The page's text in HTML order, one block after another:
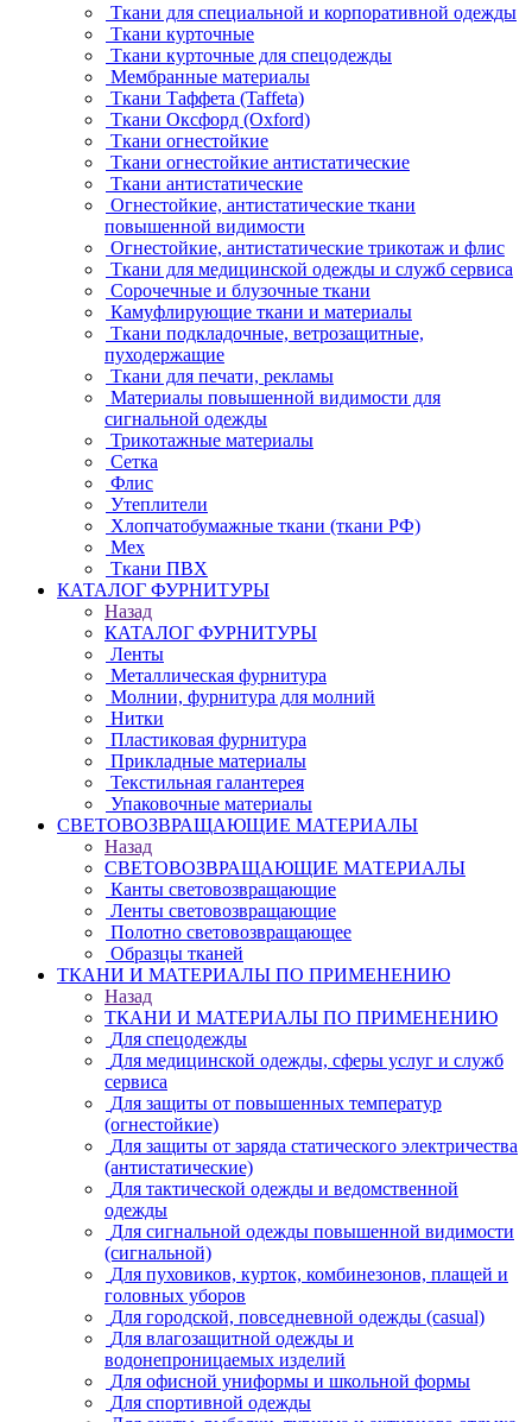
Ткани для специальной и корпоративной одежды
Ткани курточные
Ткани курточные для спецодежды
Мембранные материалы
Ткани Таффета (Taffeta)
Ткани Оксфорд (Oxford)
Ткани огнестойкие
Ткани огнестойкие антистатические
Ткани антистатические
Огнестойкие, антистатические ткани
повышенной видимости
Огнестойкие, антистатические трикотаж и флис
Ткани для медицинской одежды и служб сервиса
Сорочечные и блузочные ткани
Камуфлирующие ткани и материалы
Ткани подкладочные, ветрозащитные,
пуходержащие
Ткани для печати, рекламы
Материалы повышенной видимости для
сигнальной одежды
Трикотажные материалы
Сетка
Флис
Утеплители
Хлопчатобумажные ткани (ткани РФ)
Мех
Ткани ПВХ
КАТАЛОГ ФУРНИТУРЫ
Назад
КАТАЛОГ ФУРНИТУРЫ
Ленты
Металлическая фурнитура
Молнии, фурнитура для молний
Нитки
Пластиковая фурнитура
Прикладные материалы
Текстильная галантерея
Упаковочные материалы
СВЕТОВОЗВРАЩАЮЩИЕ МАТЕРИАЛЫ
Назад
СВЕТОВОЗВРАЩАЮЩИЕ МАТЕРИАЛЫ
Канты световозвращающие
Ленты световозвращающие
Полотно световозвращающее
Образцы тканей
ТКАНИ И МАТЕРИАЛЫ ПО ПРИМЕНЕНИЮ
Назад
ТКАНИ И МАТЕРИАЛЫ ПО ПРИМЕНЕНИЮ
Для спецодежды
Для медицинской одежды, сферы услуг и служб
сервиса
Для защиты от повышенных температур
(огнестойкие)
Для защиты от заряда статического электричества
(антистатические)
Для тактической одежды и ведомственной
одежды
Для сигнальной одежды повышенной видимости
(сигнальной)
Для пуховиков, курток, комбинезонов, плащей и
головных уборов
Для городской, повседневной одежды (casual)
Для влагозащитной одежды и
водонепроницаемых изделий
Для офисной униформы и школьной формы
Для спортивной одежды